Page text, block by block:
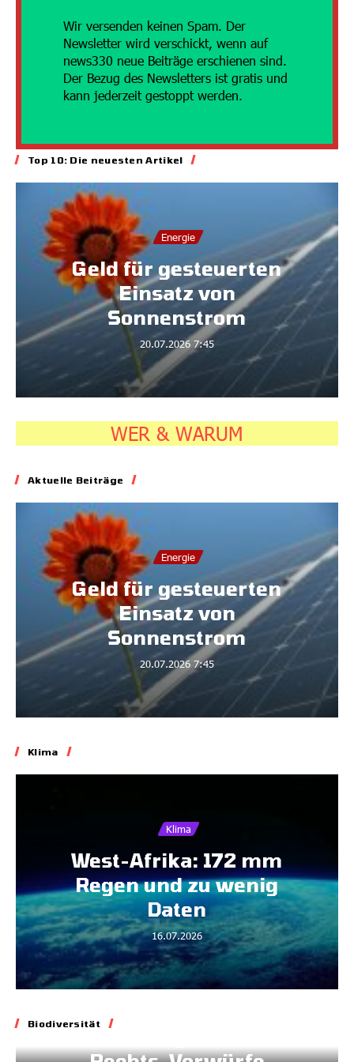
Wir versenden keinen Spam. Der
Newsletter wird verschickt, wenn auf
news330 neue Beiträge erschienen sind.
Der Bezug des Newsletters ist gratis und
kann jederzeit gestoppt werden.
Top 10: Die neuesten Artikel
Energie
Geld für gesteuerten
Einsatz von
Sonnenstrom
20.07.2026 7:45
WER & WARUM
Aktuelle Beiträge
Energie
Geld für gesteuerten
Einsatz von
Sonnenstrom
20.07.2026 7:45
Klima
Klima
West-Afrika: 172 mm
Regen und zu wenig
Daten
16.07.2026
Biodiversität